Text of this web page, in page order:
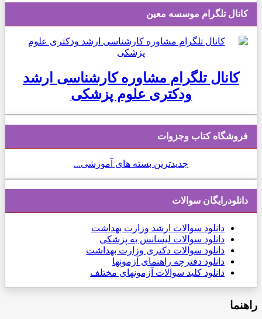
کانال تلگرام موسسه معین
کانال تلگرام مشاوره کارشناسی ارشد
ودکتری علوم پزشکی
فروشگاه کتاب وجزوات
جدیدترین بسته های آموزشی...
دانلودرایگان سوالات
دانلود سوالات ارشد وزارت بهداشت
دانلود سوالات لیسانس به پزشکی
دانلود سوالات دکتری وزارت بهداشت
دانلود دفترچه راهنمای آزمونها
دانلود کلید سوالات آزمونهای مختلف
راهنما